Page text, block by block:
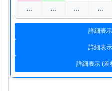
… … … …
詳細表
詳細表
詳細表示 (差